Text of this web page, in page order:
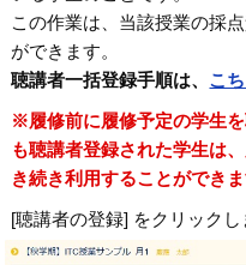
この作業は、当該授業の採
ができます。
聴講者一括登録手順は、 こ
※履修前に履修予定の学生
も聴講者登録された学生は
き続き利用することができま
[聴講者の登録] をクリックし